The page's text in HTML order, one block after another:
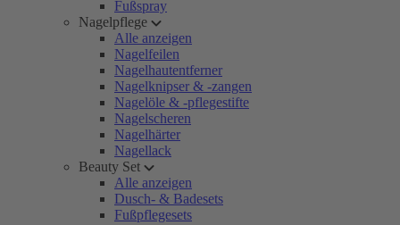
Fußspray
Nagelpflege
Alle anzeigen
Nagelfeilen
Nagelhautentferner
Nagelknipser & -zangen
Nagelöle & -pflegestifte
Nagelscheren
Nagelhärter
Nagellack
Beauty Set
Alle anzeigen
Dusch- & Badesets
Fußpflegesets